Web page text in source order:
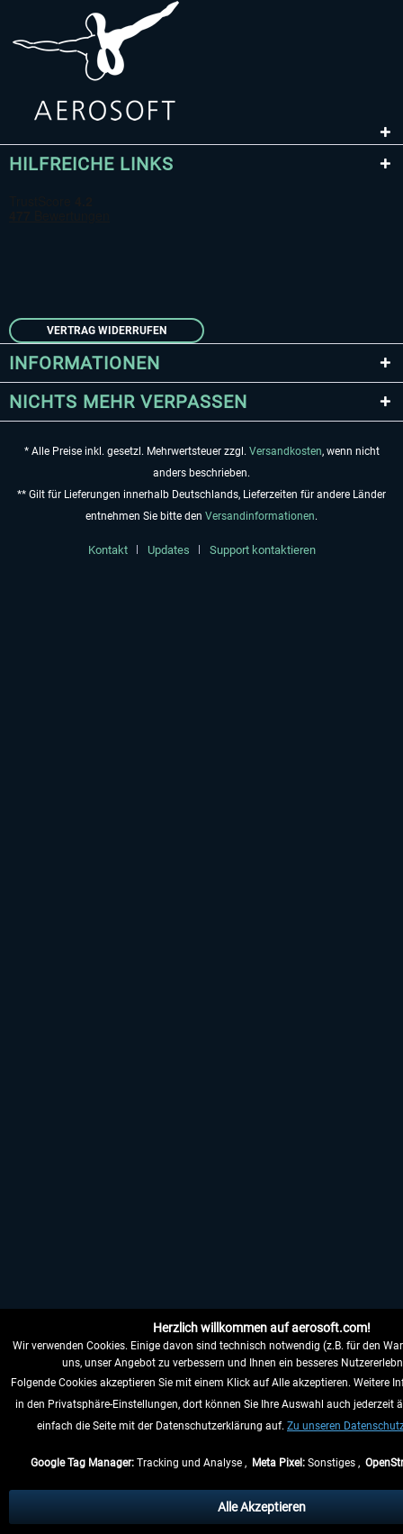
HILFREICHE LINKS
VERTRAG WIDERRUFEN
INFORMATIONEN
NICHTS MEHR VERPASSEN
* Alle Preise inkl. gesetzl. Mehrwertsteuer zzgl. Versandkosten, wenn nicht
anders beschrieben.
** Gilt für Lieferungen innerhalb Deutschlands, Lieferzeiten für andere Länder
entnehmen Sie bitte den Versandinformationen.
Kontakt Updates Support kontaktieren
Herzlich willkommen auf aerosoft.com!
Wir verwenden Cookies. Einige davon sind technisch notwendig (z.B. für den
uns, unser Angebot zu verbessern und Ihnen ein besseres
Folgende Cookies akzeptieren Sie mit einem Klick auf Alle akzeptieren. Weitere
in den Privatsphäre-Einstellungen, dort können Sie Ihre Auswahl auch jederzeit
einfach die Seite mit der Datenschutzerklärung auf. Zu unseren
Google Tag Manager:Tracking und Analyse , Meta Pixel:Sonstiges ,
Alle Akzeptieren